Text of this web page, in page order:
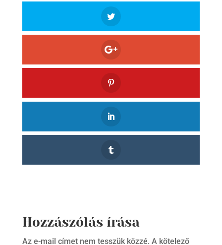
Hozzászólás írása
Az e-mail címet nem tesszük közzé. A kötelező